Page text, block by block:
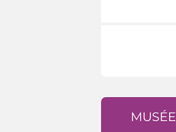
MUSÉE